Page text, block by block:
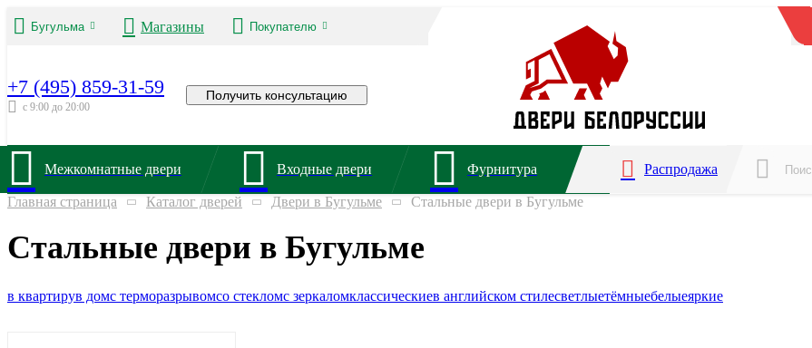
Бугульма Магазины Покупателю
+7 (495) 859-31-59
с 9:00 до 20:00
Получить консультацию
Межкомнатные двери Входные двери Фурнитура Распродажа
Главная страница Каталог дверей Двери в Бугульме Стальные двери в Бугульме
Стальные двери в Бугульме
в квартирув домс терморазрывомсо стекломс зеркаломклассическиев английском стилесветлыетёмныебелыеяркие